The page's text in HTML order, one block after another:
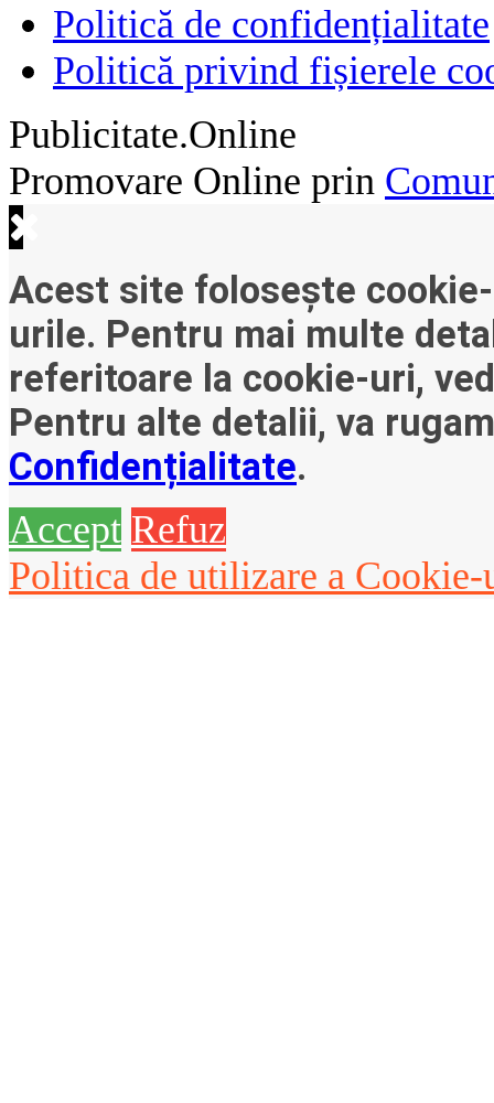
Politică de confidențialitate
Politică privind fișierele
Publicitate.Online
Promovare Online prin
Acest site folosește
urile. Pentru mai multe
referitoare la cookie-uri,
Pentru alte detalii, va
Confidențialitate.
Accept Refuz
Politica de utilizare a